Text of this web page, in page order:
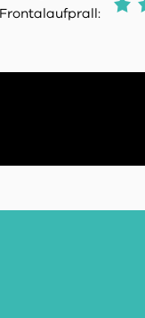
Frontalaufprall: